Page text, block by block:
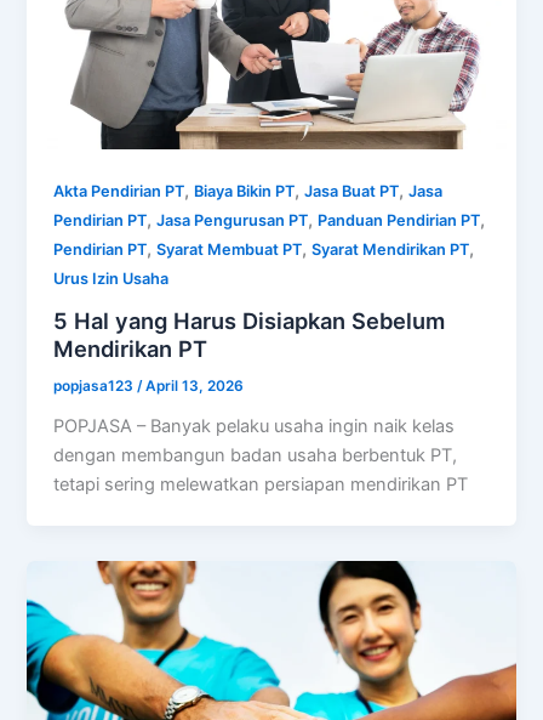
Akta Pendirian PT, Biaya Bikin PT,Jasa Buat PT,Jasa
Pendirian PT,Jasa Pengurusan PT, Panduan Pendirian PT,
Pendirian PT,Syarat Membuat PT,Syarat Mendirikan PT,
Urus Izin Usaha
5 Hal yang Harus Disiapkan Sebelum
Mendirikan PT
popjasa123/April 13, 2026
POPJASA – Banyak pelaku usaha ingin naik kelas
dengan membangun badan usaha berbentuk PT,
tetapi sering melewatkan persiapan mendirikan PT